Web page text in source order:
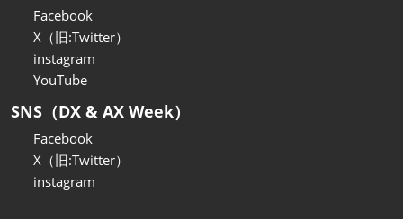
Facebook
X（旧:Twitter）
instagram
YouTube
SNS（DX & AX Week）
Facebook
X（旧:Twitter）
instagram